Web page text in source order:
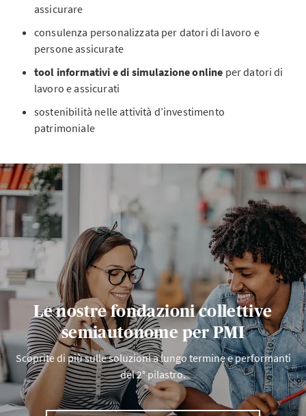
assicurare
consulenza personalizzata per datori di lavoro e
persone assicurate
tool informativi e di simulazione online per datori di
lavoro e assicurati
sostenibilità nelle attività d’investimento
patrimoniale
Le nostre fondazioni collettive
semiautonome per PMI
Scoprite di più sulle soluzioni a lungo termine e performanti
del 2° pilastro.